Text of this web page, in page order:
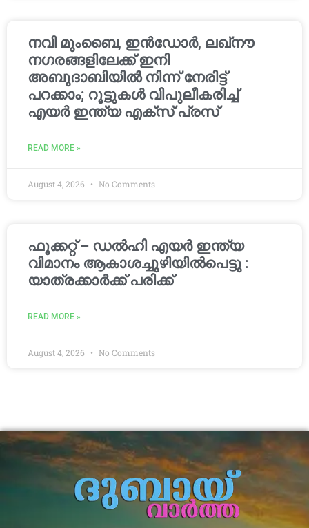
നവി മുംബൈ, ഇൻഡോർ, ലഖ്നൗ
നഗരങ്ങളിലേക്ക് ഇനി
അബുദാബിയിൽ നിന്ന് നേരിട്ട്
പറക്കാം; റൂട്ടുകൾ വിപുലീകരിച്ച്
എയർ ഇന്ത്യ എക്സ് പ്രസ്
READ MORE »
August 4, 2026 No Comments
ഫൂക്കറ്റ് – ഡൽഹി എയര്‍ ഇന്ത്യ
വിമാനം ആകാശച്ചുഴിയില്‍പെട്ടു :
യാത്രക്കാര്‍ക്ക് പരിക്ക്
READ MORE »
August 4, 2026 No Comments